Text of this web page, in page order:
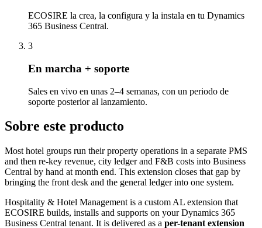
ECOSIRE la crea, la configura y la instala en tu Dynamics
365 Business Central.
3
En marcha + soporte
Sales en vivo en unas 2–4 semanas, con un periodo de
soporte posterior al lanzamiento.
Sobre este producto
Most hotel groups run their property operations in a separate PMS
and then re-key revenue, city ledger and F&B costs into Business
Central by hand at month end. This extension closes that gap by
bringing the front desk and the general ledger into one system.
Hospitality & Hotel Management is a custom AL extension that
ECOSIRE builds, installs and supports on your Dynamics 365
Business Central tenant. It is delivered as a per-tenant extension